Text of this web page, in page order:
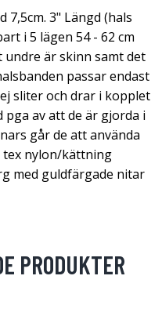
7,5cm. 3" Längd (hals
i 5 lägen 54 - 62 cm
undre är skinn samt det
passar endast
sliter och drar i kopplet
av att de är gjorda i
går de att använda
tex nylon/kättning
med guldfärgade nitar
PRODUKTER